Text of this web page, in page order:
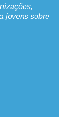
jovens sobre